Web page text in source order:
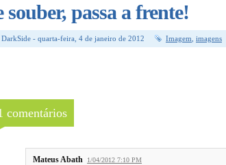
souber, passa a frente!
DarkSide - quarta-feira, 4 de janeiro de 2012 Imagem imagens
comentários
Mateus Abath 1/04/2012 7:10 PM